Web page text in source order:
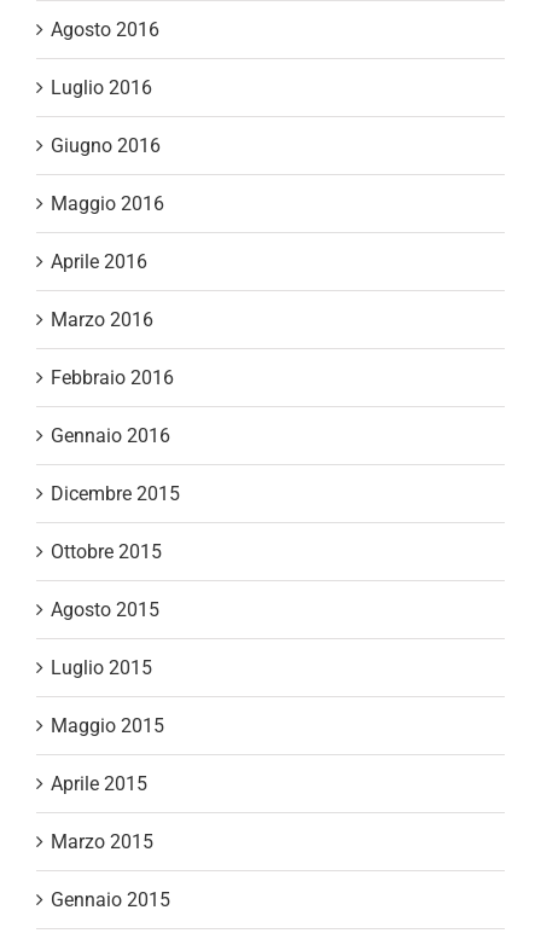
Agosto 2016
Luglio 2016
Giugno 2016
Maggio 2016
Aprile 2016
Marzo 2016
Febbraio 2016
Gennaio 2016
Dicembre 2015
Ottobre 2015
Agosto 2015
Luglio 2015
Maggio 2015
Aprile 2015
Marzo 2015
Gennaio 2015